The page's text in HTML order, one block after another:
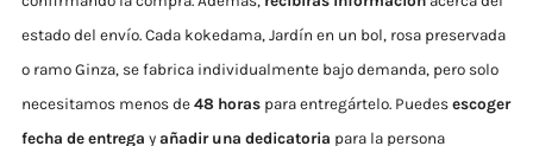
estado del envío. Cada kokedama, Jardín en un bol, rosa preservada
o ramo Ginza, se fabrica individualmente bajo demanda, pero solo
necesitamos menos de 48 horas para entregártelo. Puedes escoger
fecha de entrega y añadir una dedicatoria para la persona